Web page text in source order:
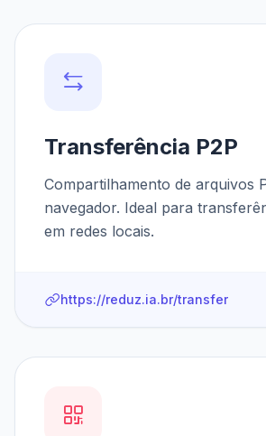
Transferência P2P
Compartilhamento de arquivos
navegador. Ideal para
em redes locais.
https://reduz.ia.br/transfer